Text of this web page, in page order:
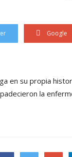
Google
en su propia
la